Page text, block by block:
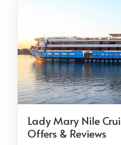
Lady Mary Nile
Offers & Reviews